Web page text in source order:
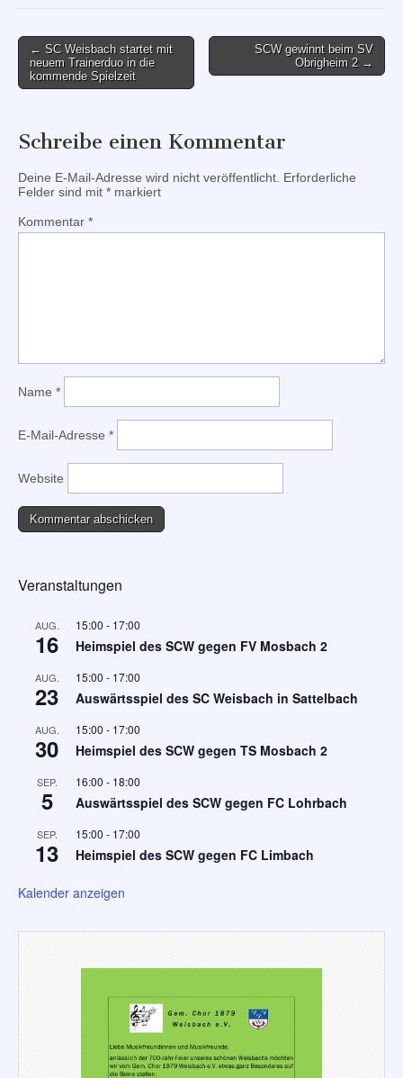
Post
navigation
← SC Weisbach startet mit
neuem Trainerduo in die
kommende Spielzeit
SCW gewinnt beim SV
Obrigheim 2 →
Schreibe einen Kommentar
Deine E-Mail-Adresse wird nicht veröffentlicht. Erforderliche
Felder sind mit * markiert
Kommentar *
Name *
E-Mail-Adresse *
Website
Veranstaltungen
AUG.
16
15:00 - 17:00
Heimspiel des SCW gegen FV Mosbach 2
AUG.
23
15:00 - 17:00
Auswärtsspiel des SC Weisbach in Sattelbach
AUG.
30
15:00 - 17:00
Heimspiel des SCW gegen TS Mosbach 2
SEP.
5
16:00 - 18:00
Auswärtsspiel des SCW gegen FC Lohrbach
SEP.
13
15:00 - 17:00
Heimspiel des SCW gegen FC Limbach
Kalender anzeigen